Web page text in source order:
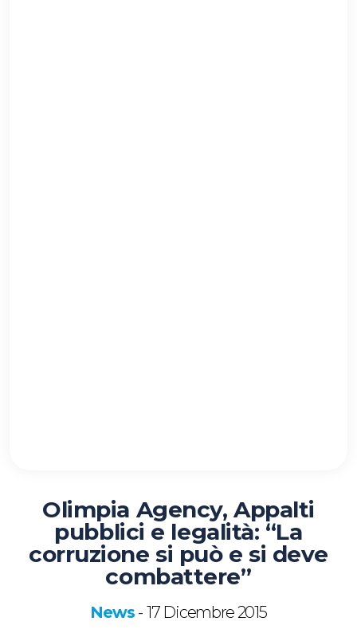
Olimpia Agency, Appalti
pubblici e legalità: “La
corruzione si può e si deve
combattere”
News - 17 Dicembre 2015